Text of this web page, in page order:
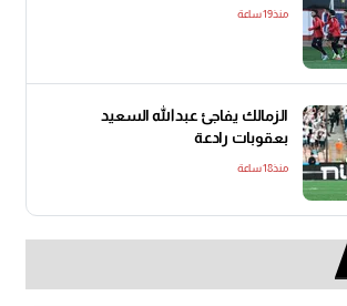
منذ19 ساعة
الزمالك يفاجئ عبدالله السعيد
بعقوبات رادعة
منذ18 ساعة